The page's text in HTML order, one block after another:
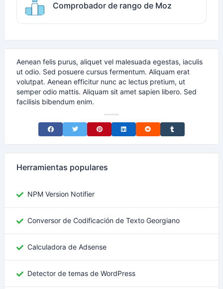
Comprobador de rango de Moz
Aenean felis purus, aliquet vel malesuada egestas, iaculis
ut odio. Sed posuere cursus fermentum. Aliquam erat
volutpat. Aenean efficitur nunc ac lectus pretium, ut
semper odio mattis. Aliquam sit amet sapien libero. Sed
facilisis bibendum enim.
Share on Facebook
Share on TwitterShare on Pinterest
Share on LinkedIn
Share on RedditShare on Tumblr
Herramientas populares
NPM Version Notifier
Conversor de Codificación de Texto Georgiano
Calculadora de Adsense
Detector de temas de WordPress